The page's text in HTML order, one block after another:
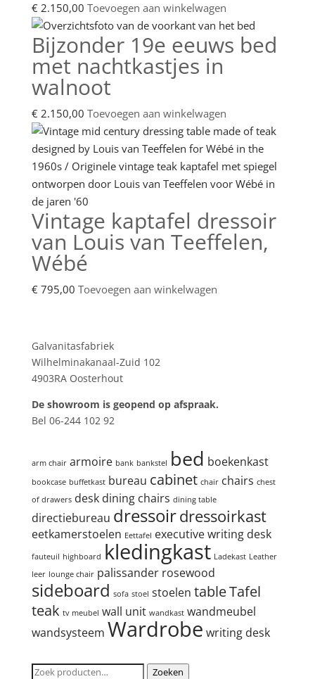
€2.150,00 Toevoegen aan winkelwagen
Bijzonder 19e eeuws bed
met nachtkastjes in
walnoot
€2.150,00 Toevoegen aan winkelwagen
Vintage kaptafel dressoir
van Louis van Teeffelen,
Wébé
€795,00 Toevoegen aan winkelwagen
Galvanitasfabriek
Wilhelminakanaal-Zuid 102
4903RA Oosterhout
De showroom is geopend op afspraak.
Bel 06-244 102 92
arm chair armoire bank bankstel bed boekenkast
bookcase buffetkast bureau cabinet chair chairs chest
of drawers desk dining chairs dining table
directiebureau dressoirdressoirkast
eetkamerstoelen Eettafel executive writing desk
fauteuil highboard kledingkast Ladekast Leather
leer lounge chair palissander rosewood
sideboard sofa stoel stoelen tableTafel
teak tv meubel wall unit wandkast wandmeubel
wandsysteem Wardrobe writing desk
Zoeken Zoeken